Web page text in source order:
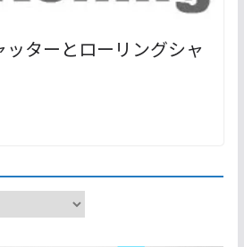
ターとローリングシャ